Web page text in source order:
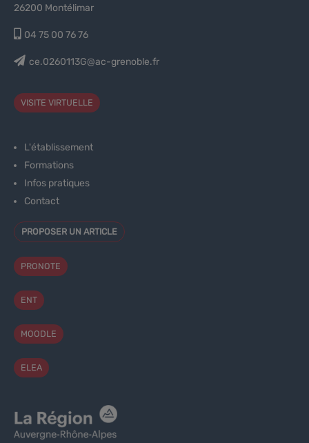
26200 Montélimar
04 75 00 76 76
ce.0260113G@ac-grenoble.fr
VISITE VIRTUELLE
L'établissement
Formations
Infos pratiques
Contact
PROPOSER UN ARTICLE
PRONOTE
ENT
MOODLE
ELEA